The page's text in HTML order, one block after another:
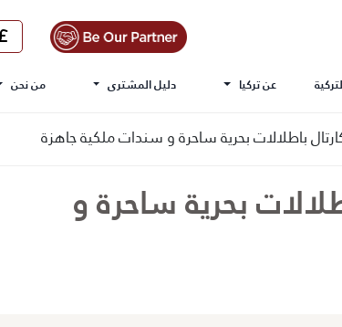
عن تركيا دليل المشترى من نحن
باطلالات بحرية ساحرة و سندات ملكية جاهزة
بحرية ساحرة و